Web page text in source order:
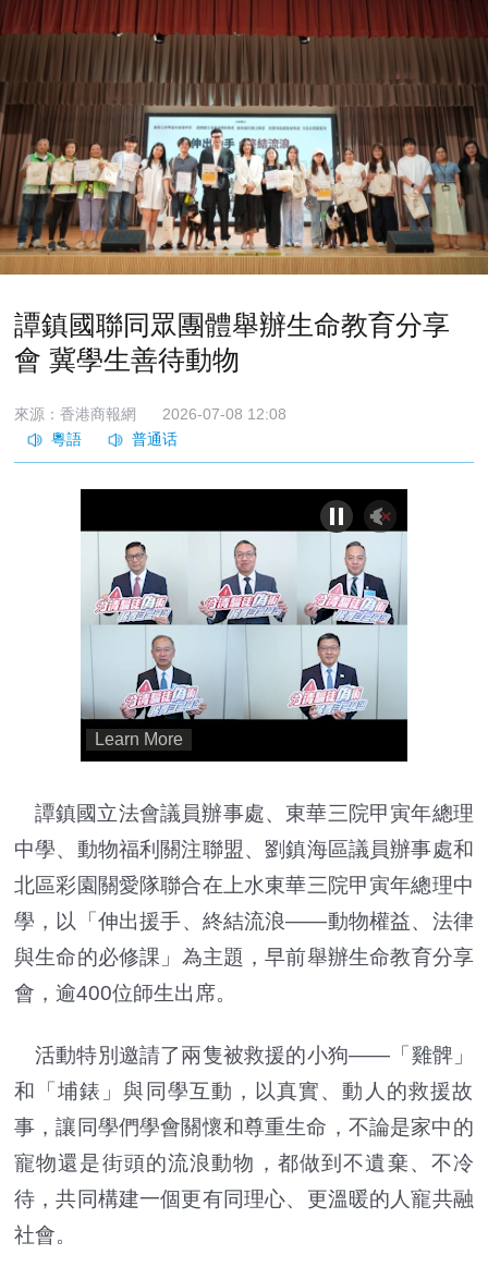
譚鎮國聯同眾團體舉辦生命教育分享
會 冀學生善待動物
來源：香港商報網 2026-07-08 12:08
譚鎮國立法會議員辦事處、東華三院甲寅年總理
中學、動物福利關注聯盟、劉鎮海區議員辦事處和
北區彩園關愛隊聯合在上水東華三院甲寅年總理中
學，以「伸出援手、終結流浪——動物權益、 法律
與生命的必修課」為主題，早前舉辦生命教育分享
會， 逾400位師生出席。
活動特別邀請了兩隻被救援的小狗——「雞髀」
和「埔錶」與同學互動，以真實、動人的救援故
事，讓同學們學會關懷和尊重生命， 不論是家中的
寵物還是街頭的流浪動物，都做到不遺棄、不冷
待，共同構建一個更有同理心、更溫暖的人寵共融
社會。